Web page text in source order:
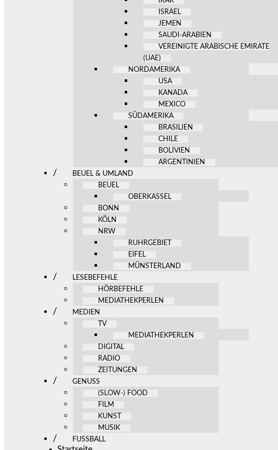
ISRAEL
JEMEN
SAUDI-ARABIEN
VEREINIGTE ARABISCHE EMIRATE
(UAE)
NORDAMERIKA
USA
KANADA
MEXICO
SÜDAMERIKA
BRASILIEN
CHILE
BOLIVIEN
ARGENTINIEN
BEUEL & UMLAND
BEUEL
OBERKASSEL
BONN
KÖLN
NRW
RUHRGEBIET
EIFEL
MÜNSTERLAND
LESEBEFEHLE
HÖRBEFEHLE
MEDIATHEKPERLEN
MEDIEN
TV
MEDIATHEKPERLEN
DIGITAL
RADIO
ZEITUNGEN
GENUSS
(SLOW-) FOOD
FILM
KUNST
MUSIK
FUSSBALL